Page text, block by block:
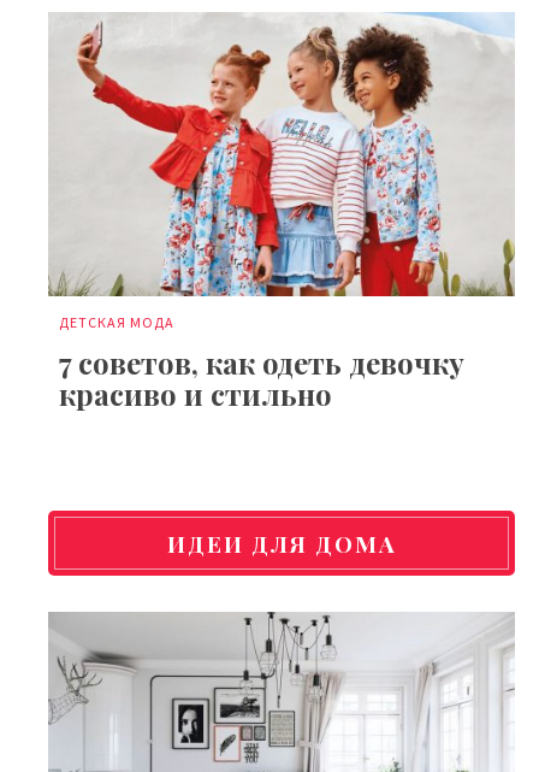
ДЕТСКАЯ МОДА
7 советов, как одеть девочку
красиво и стильно
ИДЕИ ДЛЯ ДОМА